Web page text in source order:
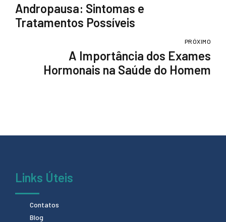
Andropausa: Sintomas e
Tratamentos Possíveis
PRÓXIMO
A Importância dos Exames
Hormonais na Saúde do Homem
Links Úteis
Contatos
Blog